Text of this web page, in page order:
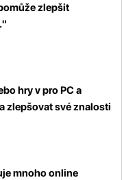
zlepšit
hry v pro PC a
zlepšovat své znalosti
mnoho online